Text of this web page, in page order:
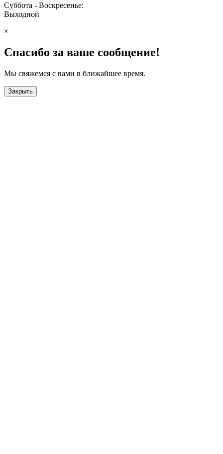
Суббота - Воскресенье:
Выходной
×
Спасибо за ваше сообщение!
Мы свяжемся с вами в ближайшее время.
Закрыть